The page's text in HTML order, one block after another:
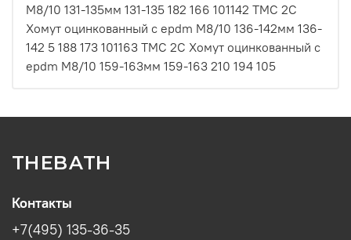
M8/10 131-135мм 131-135 182 166 101142 ТМС 2С
Хомут оцинкованный с epdm M8/10 136-142мм 136-
142 5 188 173 101163 ТМС 2С Хомут оцинкованный с
epdm M8/10 159-163мм 159-163 210 194 105
THEBATH
Контакты
+7(495) 135-36-35